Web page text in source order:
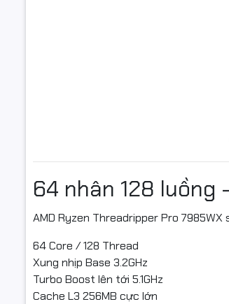
64 nhân 128 luồng
AMD Ryzen Threadripper Pro 7985WX
64 Core / 128 Thread
Xung nhịp Base 3.2GHz
Turbo Boost lên tới 5.1GHz
Cache L3 256MB cực lớn